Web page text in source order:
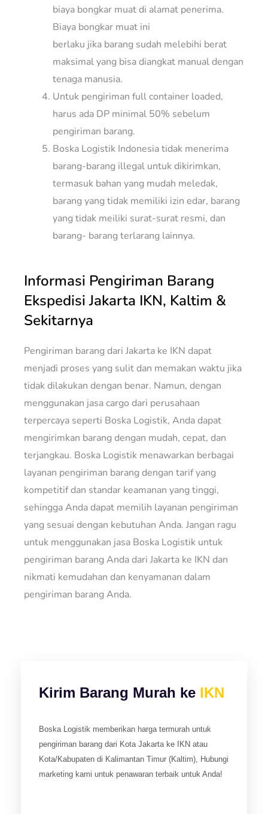
biaya bongkar muat di alamat penerima.
Biaya bongkar muat ini
berlaku jika barang sudah melebihi berat
maksimal yang bisa diangkat manual dengan
tenaga manusia.
Untuk pengiriman full container loaded,
harus ada DP minimal 50% sebelum
pengiriman barang.
Boska Logistik Indonesia tidak menerima
barang-barang illegal untuk dikirimkan,
termasuk bahan yang mudah meledak,
barang yang tidak memiliki izin edar, barang
yang tidak meiliki surat-surat resmi, dan
barang- barang terlarang lainnya.
Informasi Pengiriman Barang
Ekspedisi Jakarta IKN, Kaltim &
Sekitarnya
Pengiriman barang dari Jakarta ke IKN dapat
menjadi proses yang sulit dan memakan waktu jika
tidak dilakukan dengan benar. Namun, dengan
menggunakan jasa cargo dari perusahaan
terpercaya seperti Boska Logistik, Anda dapat
mengirimkan barang dengan mudah, cepat, dan
terjangkau. Boska Logistik menawarkan berbagai
layanan pengiriman barang dengan tarif yang
kompetitif dan standar keamanan yang tinggi,
sehingga Anda dapat memilih layanan pengiriman
yang sesuai dengan kebutuhan Anda. Jangan ragu
untuk menggunakan jasa Boska Logistik untuk
pengiriman barang Anda dari Jakarta ke IKN dan
nikmati kemudahan dan kenyamanan dalam
pengiriman barang Anda.
Kirim Barang Murah ke IKN
Boska Logistik memberikan harga termurah untuk
pengiriman barang dari Kota Jakarta ke IKN atau
Kota/Kabupaten di Kalimantan Timur (Kaltim), Hubungi
marketing kami untuk penawaran terbaik untuk Anda!